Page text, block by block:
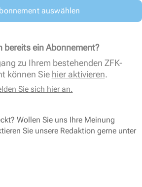
auswählen
bereits ein Abonnement?
zu Ihrem bestehenden ZFK-
können Sie hier aktivieren.
Sie sich hier an.
Wollen Sie uns Ihre Meinung
Sie unsere Redaktion gerne unter